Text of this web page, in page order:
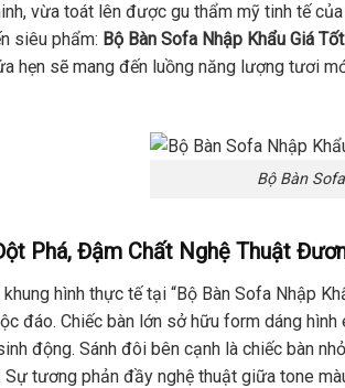
vừa toát lên được gu thẩm mỹ tinh tế
siêu phẩm: Bộ Bàn Sofa Nhập Khẩu Giá Tốt
hẹn sẽ mang đến luồng năng lượng tươi
Bộ Bàn
Phá, Đậm Chất Nghệ Thuật
khung hình thực tế tại “Bộ Bàn Sofa Nhập
đáo. Chiếc bàn lớn sở hữu form dáng
động. Sánh đôi bên cạnh là chiếc bàn
Sự tương phản đầy nghệ thuật giữa tone